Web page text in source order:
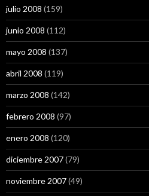
julio 2008 (159)
junio 2008 (112)
mayo 2008 (137)
abril 2008 (119)
marzo 2008 (142)
febrero 2008 (97)
enero 2008 (120)
diciembre 2007(79)
noviembre 2007(49)